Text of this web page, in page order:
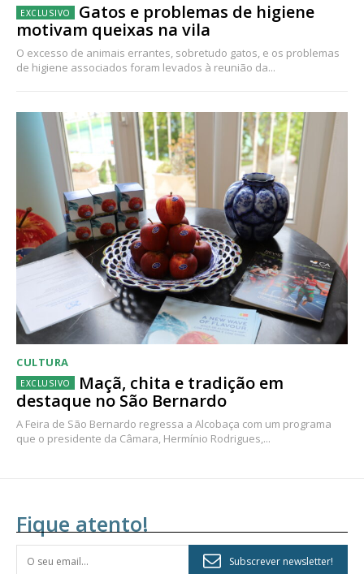
Gatos e problemas de higiene
motivam queixas na vila
O excesso de animais errantes, sobretudo gatos, e os problemas
de higiene associados foram levados à reunião da...
CULTURA
Maçã, chita e tradição em
destaque no São Bernardo
A Feira de São Bernardo regressa a Alcobaça com um programa
que o presidente da Câmara, Hermínio Rodrigues,...
Fique atento!
Subscrever newsletter!